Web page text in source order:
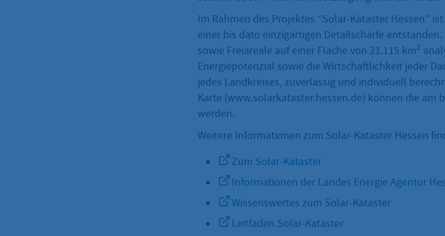
Im Rahmen des Projektes “Solar-Kataster Hessen”
einer bis dato einzigartigen Detailschärfe
sowie Freiareale auf einer Fläche von 21.115 km2
Energiepotenzial sowie die Wirtschaftlichkeit jeder
jedes Landkreises, zuverlässig und individuell
Karte (www.solarkataster.hessen.de) können die am
werden.
Weitere Informationen zum Solar-Kataster Hessen
Zum Solar-Kataster
Informationen der Landes Energie Agentur
Wissenswertes zum Solar-Kataster
Leitfaden Solar-Kataster